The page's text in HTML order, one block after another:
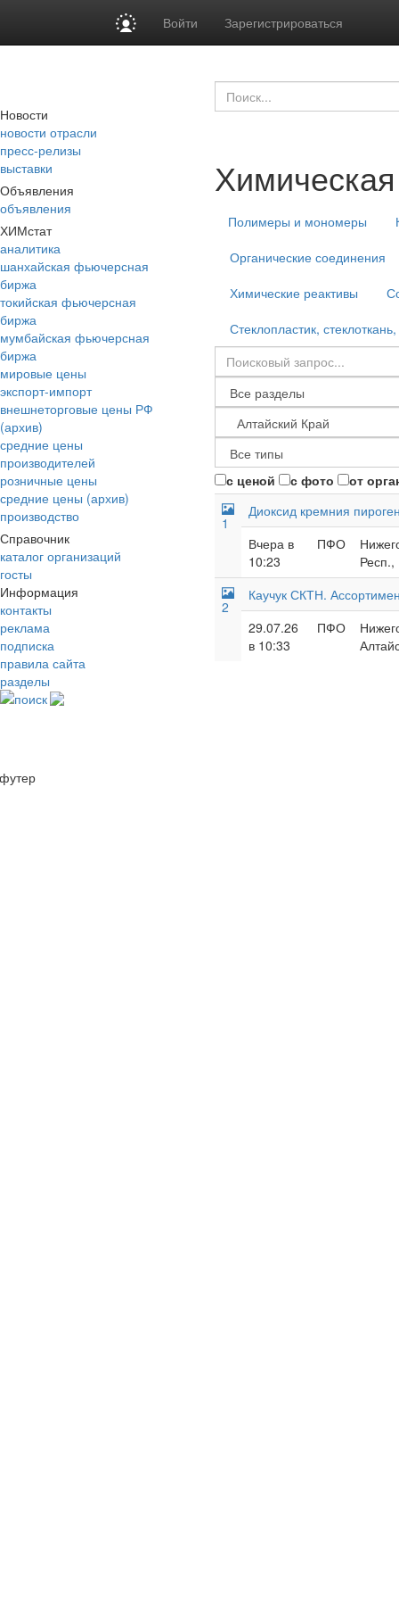
Войти Зарегистрироваться
Новости
новости отрасли
пресс-релизы
выставки
Объявления
объявления
ХИМстат
аналитика
шанхайская фьючерсная
биржа
токийская фьючерсная
биржа
мумбайская фьючерсная
биржа
мировые цены
экспорт-импорт
внешнеторговые цены РФ
(архив)
средние цены
производителей
розничные цены
средние цены (архив)
производство
Справочник
каталог организаций
госты
Информация
контакты
реклама
подписка
правила сайта
разделы
поиск
Полимеры и мономеры
Органические соединения
Химические реактивы
Стеклопластик,
с ценой с фото от
1
Диоксид кремния
Вчера в
10:23
ПФО
Респ.,
2
Каучук СКТН.
29.07.26
в 10:33
ПФО
футер